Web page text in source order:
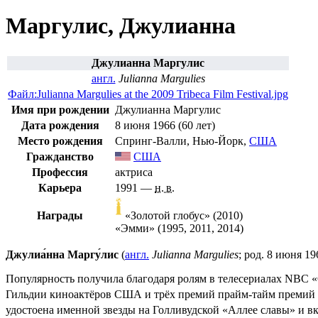
Маргулис, Джулианна
Джулианна Маргулис
англ. Julianna Margulies
Файл:Julianna Margulies at the 2009 Tribeca Film Festival.jpg
Имя при рождении Джулианна Маргулис
Дата рождения
8 июня 1966 (60 лет)
Место рождения
Спринг-Валли, Нью-Йорк, США
Гражданство
США
Профессия
актриса
Карьера
1991 — н. в.
Награды «Золотой глобус» (2010)
«Эмми» (1995, 2011, 2014)
Джулиа́нна Маргу́лис (англ. Julianna Margulies; род. 8 июня
Популярность получила благодаря ролям в телесериалах NBC «
Гильдии киноактёров США и трёх премий прайм-тайм
удостоена именной звезды на Голливудской «Аллее славы» и